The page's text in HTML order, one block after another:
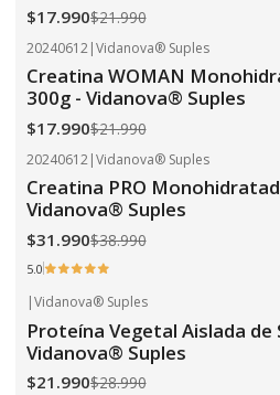
$17.990$21.990
-18% OFF
20240612|Vidanova® Suples
Creatina WOMAN
300g - Vidanova® Suples
$17.990$21.990
-18% OFF
20240612|Vidanova® Suples
Creatina PRO
Vidanova® Suples
$31.990$38.990
5.0
-24% OFF
|Vidanova® Suples
Proteína Vegetal Aislada de
Vidanova® Suples
$21.990$28.990